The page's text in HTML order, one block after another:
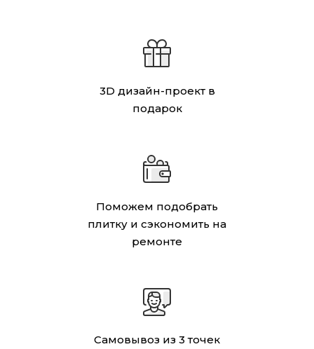
3D дизайн-проект в
подарок
Поможем подобрать
плитку и сэкономить на
ремонте
Самовывоз из 3 точек